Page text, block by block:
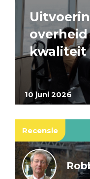
10 juni 2026
kwaliteit
Recensie